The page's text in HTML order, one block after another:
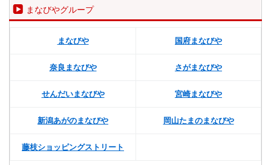
まなびやグループ
まなびや 国府まなびや
奈良まなびや さがまなびや
せんだいまなびや 宮崎まなびや
新潟あがのまなびや 岡山たまのまなびや
藤枝ショッピングストリート